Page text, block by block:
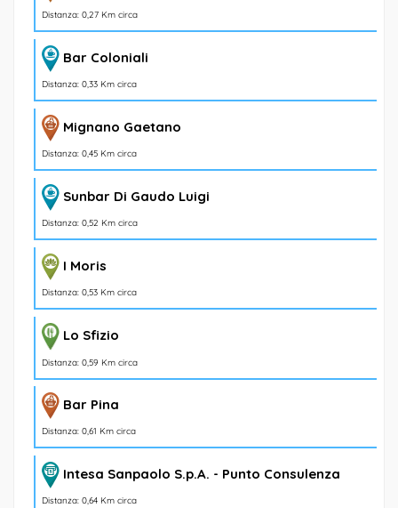
Distanza: 0,27 Km circa
Bar Coloniali
Distanza: 0,33 Km circa
Mignano Gaetano
Distanza: 0,45 Km circa
Sunbar Di Gaudo Luigi
Distanza: 0,52 Km circa
I Moris
Distanza: 0,53 Km circa
Lo Sfizio
Distanza: 0,59 Km circa
Bar Pina
Distanza: 0,61 Km circa
Intesa Sanpaolo S.p.A. - Punto Consulenza
Distanza: 0,64 Km circa